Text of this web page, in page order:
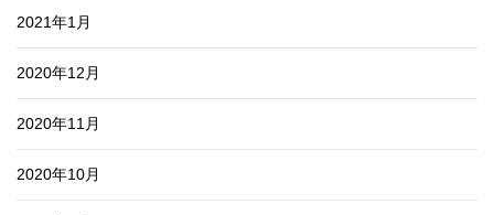
2021年1月
2020年12月
2020年11月
2020年10月